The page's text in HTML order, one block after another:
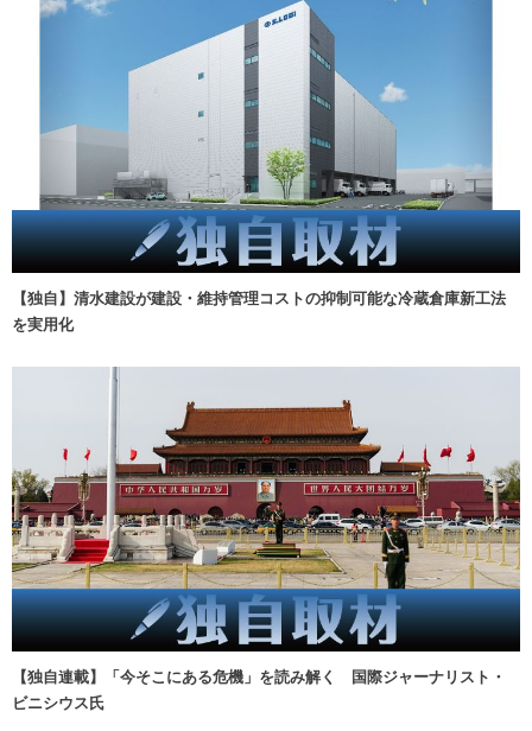
【独自】清水建設が建設・維持管理コストの抑制可能な冷蔵倉庫新工法
を実用化
【独自連載】「今そこにある危機」を読み解く 国際ジャーナリスト・
ビニシウス氏